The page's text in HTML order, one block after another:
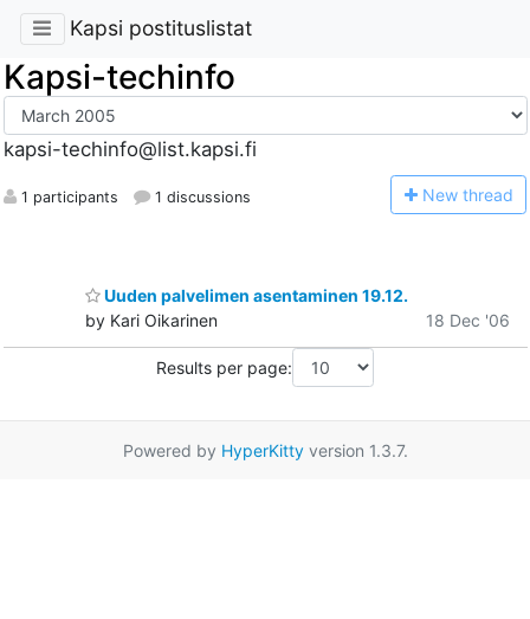
Kapsi postituslistat
Kapsi-techinfo
kapsi-techinfo@list.kapsi.fi
1 participants 1 discussions New thread
Uuden palvelimen asentaminen 19.12.
by Kari Oikarinen
18 Dec '06
Results per page:
Powered by HyperKittyversion 1.3.7.